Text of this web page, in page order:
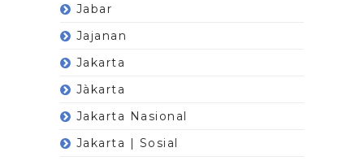
Jabar
Jajanan
Jakarta
Jàkarta
Jakarta Nasional
Jakarta | Sosial